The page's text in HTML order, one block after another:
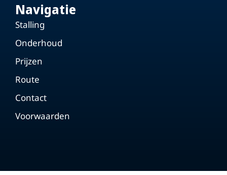
Navigatie
Stalling
Onderhoud
Prijzen
Route
Contact
Voorwaarden